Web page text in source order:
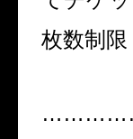
枚数制